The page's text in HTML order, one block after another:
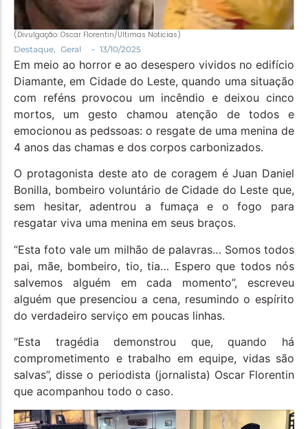
(Divulgação: Oscar Florentin/Ultimas Noticias)
Destaque, Geral - 13/10/2025
Em meio ao horror e ao desespero vividos no edifício
Diamante, em Cidade do Leste, quando uma situação
com reféns provocou um incêndio e deixou cinco
mortos, um gesto chamou atenção de todos e
emocionou as pedssoas: o resgate de uma menina de
4 anos das chamas e dos corpos carbonizados.
O protagonista deste ato de coragem é Juan Daniel
Bonilla, bombeiro voluntário de Cidade do Leste que,
sem hesitar, adentrou a fumaça e o fogo para
resgatar viva uma menina em seus braços.
“Esta foto vale um milhão de palavras… Somos todos
pai, mãe, bombeiro, tio, tia… Espero que todos nós
salvemos alguém em cada momento”, escreveu
alguém que presenciou a cena, resumindo o espírito
do verdadeiro serviço em poucas linhas.
“Esta tragédia demonstrou que, quando há
comprometimento e trabalho em equipe, vidas são
salvas”, disse o periodista (jornalista) Oscar Florentin
que acompanhou todo o caso.